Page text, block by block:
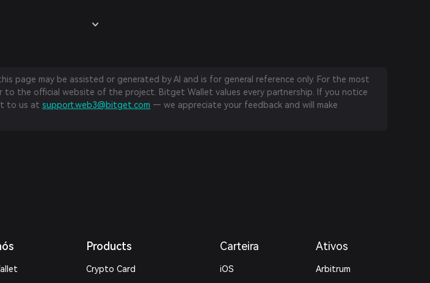
page may be assisted or generated by AI and is for general reference only. For the most
to the official website of the project. Bitget Wallet values every partnership. If you notice
to us atsupport.web3@bitget.com — we appreciate your feedback and will make
Products
Crypto Card
Carteira
iOS
Ativos
Arbitrum